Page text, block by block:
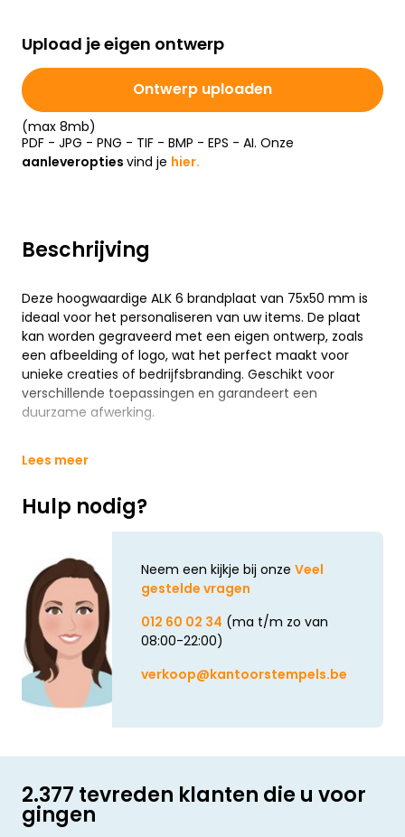
Beschrijving
Deze hoogwaardige ALK 6 brandplaat van 75x50 mm is
ideaal voor het personaliseren van uw items. De plaat
kan worden gegraveerd met een eigen ontwerp, zoals
een afbeelding of logo, wat het perfect maakt voor
unieke creaties of bedrijfsbranding. Geschikt voor
verschillende toepassingen en garandeert een
duurzame afwerking.
Lees meer
Hulp nodig?
Neem een kijkje bij onze Veel
gestelde vragen
012 60 02 34 (ma t/m zo van
08:00-22:00)
verkoop@kantoorstempels.be
Upload je eigen ontwerp
Ontwerp uploaden
(max 8mb)
PDF - JPG - PNG - TIF - BMP - EPS - AI. Onze
aanleveropties vind je hier.
2.377 tevreden klanten die u voor
gingen